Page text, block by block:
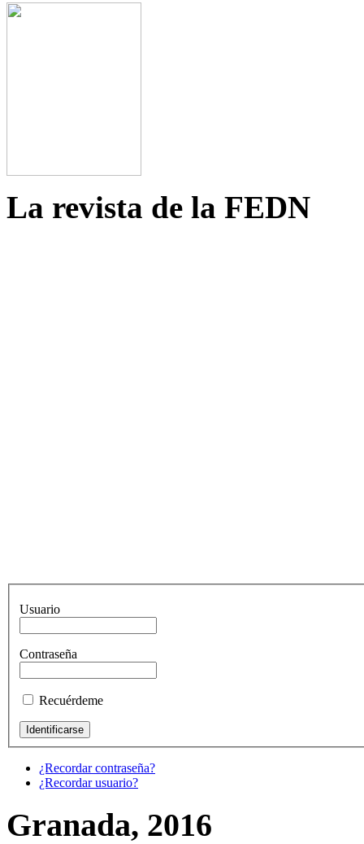
La revista de la FEDN
Usuario
Contraseña
Recuérdeme
¿Recordar contraseña?
¿Recordar usuario?
Granada, 2016